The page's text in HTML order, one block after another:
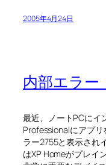
2005年4月24日
内部エラー
最近、ノートPCにイ
Professionalにアプ
ラー2755と表示され
はXP Homeがプレイ